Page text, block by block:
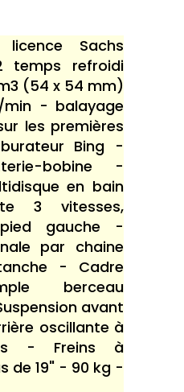
Sachs
temps refroidi
(54 x 54 mm)
- balayage
les premières
Bing -
bobine -
en bain
3 vitesses,
gauche -
par chaine
- Cadre
berceau
avant
oscillante à
- Freins à
de 19" - 90 kg -